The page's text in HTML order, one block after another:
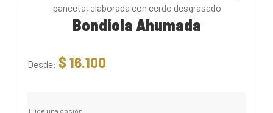
Bondiola Ahumada
Desde: $ 16.100
Elige una opción